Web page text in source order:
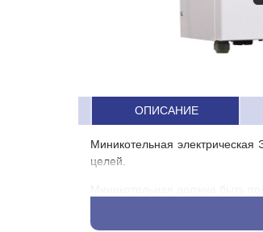
ОПИСАНИЕ
Миникотельная
целей.
Можно использовать для